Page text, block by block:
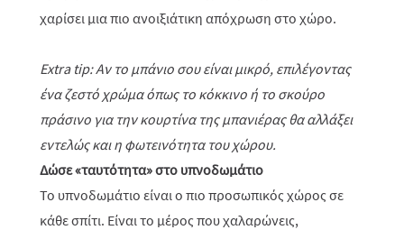
χαρίσει μια πιο ανοιξιάτικη απόχρωση στο χώρο.
Extra tip: Αν το μπάνιο σου είναι μικρό, επιλέγοντας
ένα ζεστό χρώμα όπως το κόκκινο ή το σκούρο
πράσινο για την κουρτίνα της μπανιέρας θα αλλάξει
εντελώς και η φωτεινότητα του χώρου.
Δώσε «ταυτότητα» στο υπνοδωμάτιο
Το υπνοδωμάτιο είναι ο πιο προσωπικός χώρος σε
κάθε σπίτι. Είναι το μέρος που χαλαρώνεις,